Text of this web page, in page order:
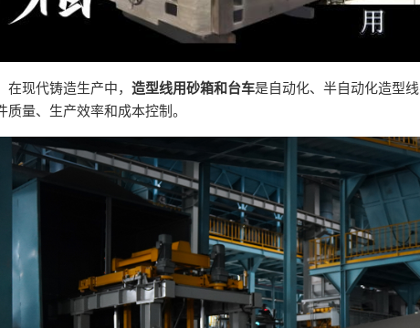
在现代铸造生产中， 造型线用砂箱和台车是自动化、半自动化造型
质量、生产效率和成本控制。